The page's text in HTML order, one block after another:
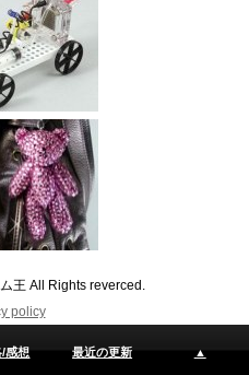
王 All Rights reverced.
policy
/感想 最近の更新 ▲